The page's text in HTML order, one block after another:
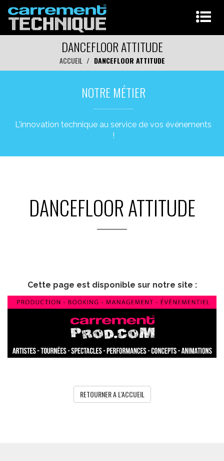
DANCEFLOOR ATTITUDE
ACCUEIL DANCEFLOOR ATTITUDE
NOTRE MÉTIER
L'innovation technique au service de vos événements
!
DANCEFLOOR ATTITUDE
Cette page est disponible sur notre site :
RETOURNER A L'ACCUEIL